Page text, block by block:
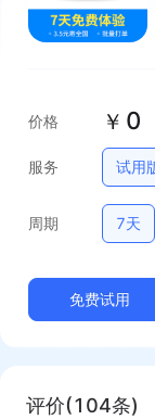
价格 ￥ 0
服务 试用
周期 7天
免费试用
评价(104条)